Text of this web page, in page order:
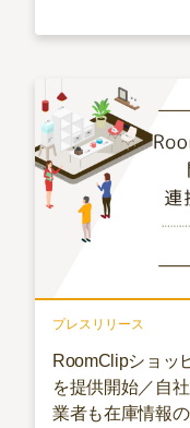
プレスリリース
RoomClipショッ
を提供開始／自
業者も在庫情報